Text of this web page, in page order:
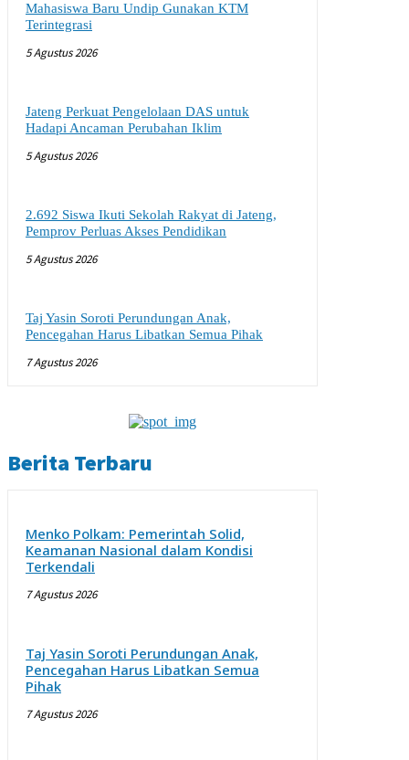
Mahasiswa Baru Undip Gunakan KTM
Terintegrasi
5 Agustus 2026
Jateng Perkuat Pengelolaan DAS untuk
Hadapi Ancaman Perubahan Iklim
5 Agustus 2026
2.692 Siswa Ikuti Sekolah Rakyat di Jateng,
Pemprov Perluas Akses Pendidikan
5 Agustus 2026
Taj Yasin Soroti Perundungan Anak,
Pencegahan Harus Libatkan Semua Pihak
7 Agustus 2026
Berita Terbaru
Menko Polkam: Pemerintah Solid,
Keamanan Nasional dalam Kondisi
Terkendali
7 Agustus 2026
Taj Yasin Soroti Perundungan Anak,
Pencegahan Harus Libatkan Semua
Pihak
7 Agustus 2026